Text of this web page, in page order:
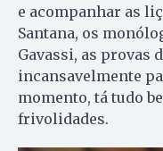
e acompanhar as
Santana, os
Gavassi, as provas
incansavelmente
momento, tá tudo
frivolidades.